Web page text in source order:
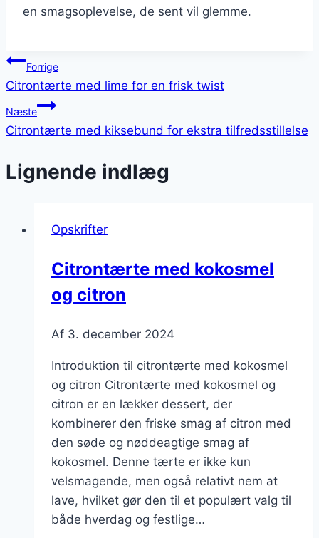
en smagsoplevelse, de sent vil glemme.
Indlægsnavigation
Forrige
Citrontærte med lime for en frisk twist
Næste
Citrontærte med kiksebund for ekstra tilfredsstillelse
Lignende indlæg
Opskrifter
Citrontærte med kokosmel
og citron
Af 3. december 2024
Introduktion til citrontærte med kokosmel
og citron Citrontærte med kokosmel og
citron er en lækker dessert, der
kombinerer den friske smag af citron med
den søde og nøddeagtige smag af
kokosmel. Denne tærte er ikke kun
velsmagende, men også relativt nem at
lave, hvilket gør den til et populært valg til
både hverdag og festlige…